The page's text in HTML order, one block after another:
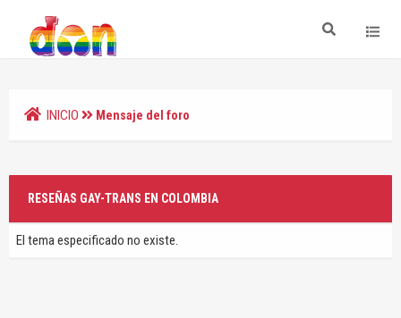
INICIO Mensaje del foro
RESEÑAS GAY-TRANS EN COLOMBIA
El tema especificado no existe.